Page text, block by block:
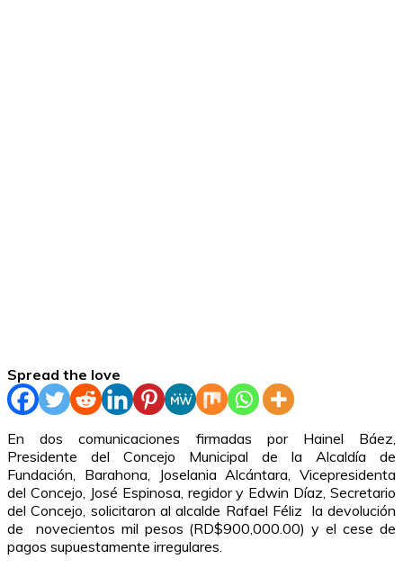
Spread the love
En dos comunicaciones firmadas por Hainel Báez,
Presidente del Concejo Municipal de la Alcaldía de
Fundación, Barahona, Joselania Alcántara, Vicepresidenta
del Concejo, José Espinosa, regidor y Edwin Díaz, Secretario
del Concejo, solicitaron al alcalde Rafael Féliz la devolución
de novecientos mil pesos (RD$900,000.00) y el cese de
pagos supuestamente irregulares.